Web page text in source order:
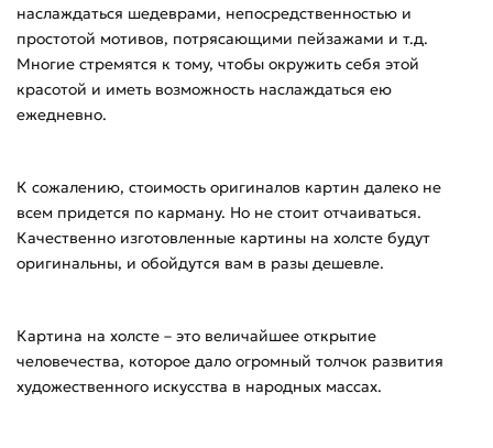
наслаждаться шедеврами, непосредственностью и
простотой мотивов, потрясающими пейзажами и т.д.
Многие стремятся к тому, чтобы окружить себя этой
красотой и иметь возможность наслаждаться ею
ежедневно.
К сожалению, стоимость оригиналов картин далеко не
всем придется по карману. Но не стоит отчаиваться.
Качественно изготовленные картины на холсте будут
оригинальны, и обойдутся вам в разы дешевле.
Картина на холсте – это величайшее открытие
человечества, которое дало огромный толчок развития
художественного искусства в народных массах.